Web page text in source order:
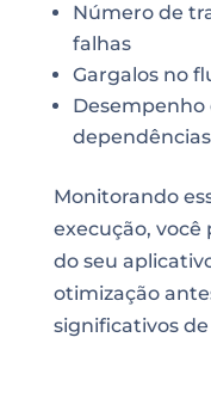
Número de
falhas
Gargalos no
Desempenho
Monitorando
execução,
do seu
otimização
significativos